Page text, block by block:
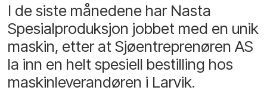
I de siste månedene har Nasta
Spesialproduksjon jobbet med en unik
maskin, etter at Sjøentreprenøren AS
la inn en helt spesiell bestilling hos
maskinleverandøren i Larvik.